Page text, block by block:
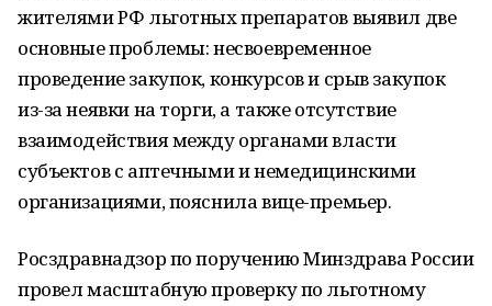
жителями РФ льготных препаратов выявил две
основные проблемы: несвоевременное
проведение закупок, конкурсов и срыв закупок
из-за неявки на торги, а также отсутствие
взаимодействия между органами власти
субъектов с аптечными и немедицинскими
организациями, пояснила вице-премьер.
Росздравнадзор по поручению Минздрава России
провел масштабную проверку по льготному